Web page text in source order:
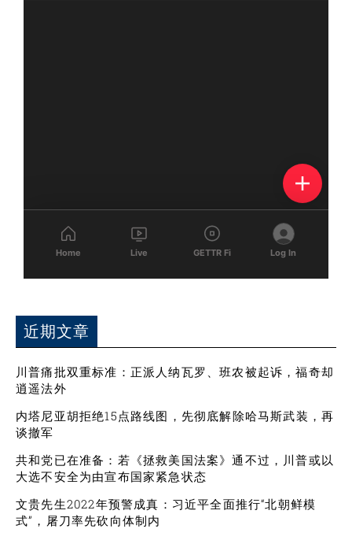
近期文章
川普痛批双重标准：正派人纳瓦罗、班农被起诉，福奇却
逍遥法外
内塔尼亚胡拒绝15点路线图，先彻底解除哈马斯武装，再
谈撤军
共和党已在准备：若《拯救美国法案》通不过，川普或以
大选不安全为由宣布国家紧急状态
文贵先生2022年预警成真：习近平全面推行“北朝鲜模
式”，屠刀率先砍向体制内